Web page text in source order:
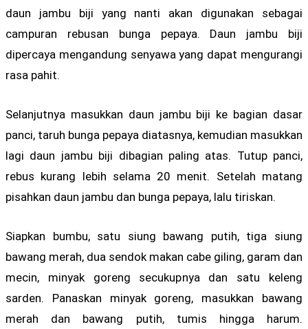
daun jambu biji yang nanti akan digunakan sebagai
campuran rebusan bunga pepaya. Daun jambu biji
dipercaya mengandung senyawa yang dapat mengurangi
rasa pahit.
Selanjutnya masukkan daun jambu biji ke bagian dasar
panci, taruh bunga pepaya diatasnya, kemudian masukkan
lagi daun jambu biji dibagian paling atas. Tutup panci,
rebus kurang lebih selama 20 menit. Setelah matang
pisahkan daun jambu dan bunga pepaya, lalu tiriskan.
Siapkan bumbu, satu siung bawang putih, tiga siung
bawang merah, dua sendok makan cabe giling, garam dan
mecin, minyak goreng secukupnya dan satu keleng
sarden. Panaskan minyak goreng, masukkan bawang
merah dan bawang putih, tumis hingga harum.